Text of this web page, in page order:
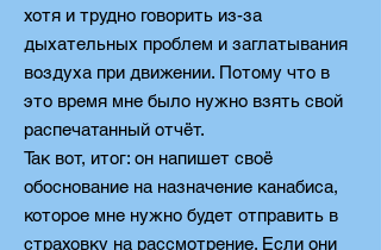
хотя и трудно говорить из-за
дыхательных проблем и заглатывания
воздуха при движении. Потому что в
это время мне было нужно взять свой
распечатанный отчёт.
Так вот, итог: он напишет своё
обоснование на назначение канабиса,
которое мне нужно будет отправить в
страховку на рассмотрение. Если они